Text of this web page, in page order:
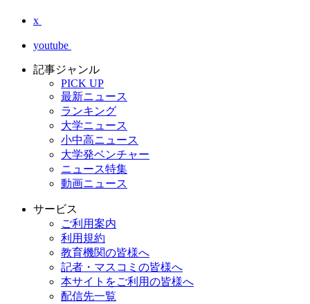
x
youtube
記事ジャンル
PICK UP
最新ニュース
ランキング
大学ニュース
小中高ニュース
大学発ベンチャー
ニュース特集
動画ニュース
サービス
ご利用案内
利用規約
教育機関の皆様へ
記者・マスコミの皆様へ
本サイトをご利用の皆様へ
配信先一覧